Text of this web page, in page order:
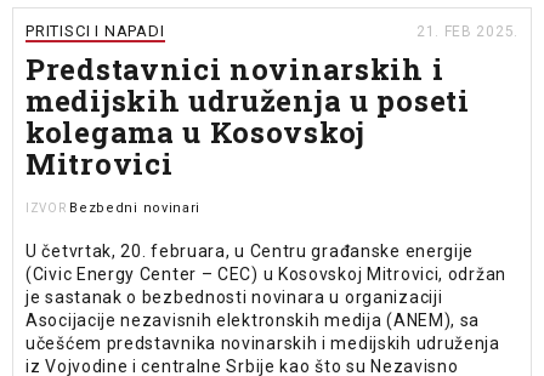
PRITISCI I NAPADI 21. FEB 2025.
Predstavnici novinarskih i
medijskih udruženja u poseti
kolegama u Kosovskoj
Mitrovici
IZVOR Bezbedni novinari
U četvrtak, 20. februara, u Centru građanske energije
(Civic Energy Center – CEC) u Kosovskoj Mitrovici, održan
je sastanak o bezbednosti novinara u organizaciji
Asocijacije nezavisnih elektronskih medija (ANEM), sa
učešćem predstavnika novinarskih i medijskih udruženja
iz Vojvodine i centralne Srbije kao što su Nezavisno